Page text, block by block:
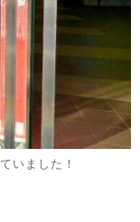
いました！